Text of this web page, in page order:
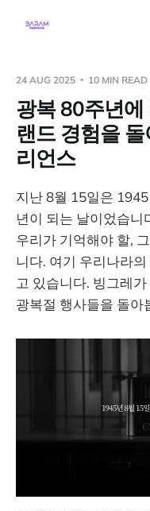
24 AUG 2025 10 MIN READ
광복 80주년
랜드 경험을
리언스
지난 8월 15일은
년이 되는 날이었습니
우리가 기억해야 할,
니다. 여기 우리나라
고 있습니다. 빙그레
광복절 행사들을 돌아